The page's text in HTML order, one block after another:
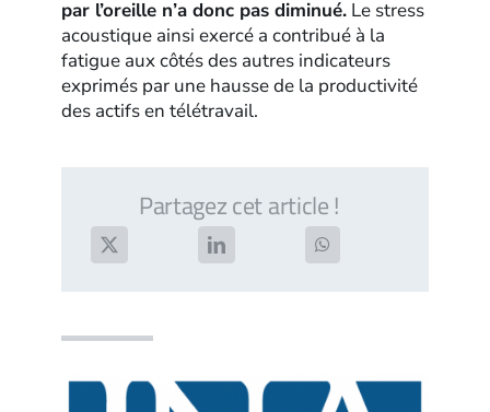
par l’oreille n’a donc pas diminué. Le stress
acoustique ainsi exercé a contribué à la
fatigue aux côtés des autres indicateurs
exprimés par une hausse de la productivité
des actifs en télétravail.
Partagez cet article !